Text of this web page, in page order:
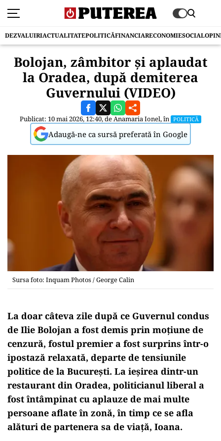
DEZVALUIRIACTUALITATEPOLITICĂFINANCIARECONOMIESOCIAL
Bolojan, zâmbitor și aplaudat
la Oradea, după demiterea
Guvernului (VIDEO)
Publicat: 10 mai 2026, 12:40, deAnamaria Ionel, în POLITICĂ
Adaugă-ne ca sursă preferată în Google
Sursa foto: Inquam Photos / George Calin
La doar câteva zile după ce Guvernul condus
de Ilie Bolojan a fost demis prin moțiune de
cenzură, fostul premier a fost surprins într-o
ipostază relaxată, departe de tensiunile
politice de la București. La ieșirea dintr-un
restaurant din Oradea, politicianul liberal a
fost întâmpinat cu aplauze de mai multe
persoane aflate în zonă, în timp ce se afla
alături de partenera sa de viață, Ioana.